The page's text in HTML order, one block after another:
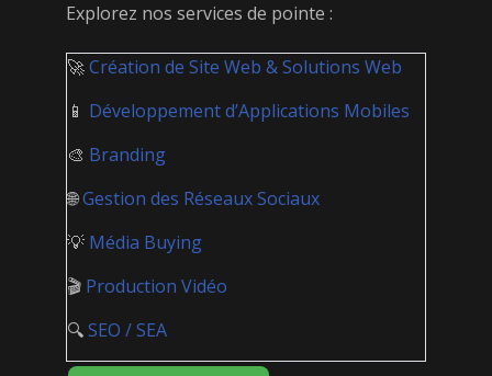
Explorez nos services de pointe :
🚀Création de Site Web & Solutions Web
📱 Développement d’Applications Mobiles
🎨 Branding
🌐Gestion des Réseaux Sociaux
💡 Média Buying
🎬 Production Vidéo
🔍SEO / SEA